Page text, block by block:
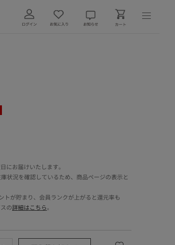
にお届けいたします。
状況を確認しているため、商品ページの表示と
トが貯まり、会員ランクが上がると還元率も
の詳細はこちら。